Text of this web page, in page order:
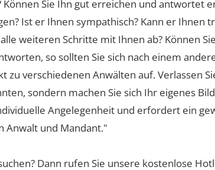
Sie Ihn gut erreichen und antwortet
Ist er Ihnen sympathisch? Kann er Ihnen
weiteren Schritte mit Ihnen ab? Können
so sollten Sie sich nach einem
zu verschiedenen Anwälten auf. Verlassen
sondern machen Sie sich Ihr eigenes
Angelegenheit und erfordert ein
Anwalt und Mandant."
Dann rufen Sie unsere kostenlose